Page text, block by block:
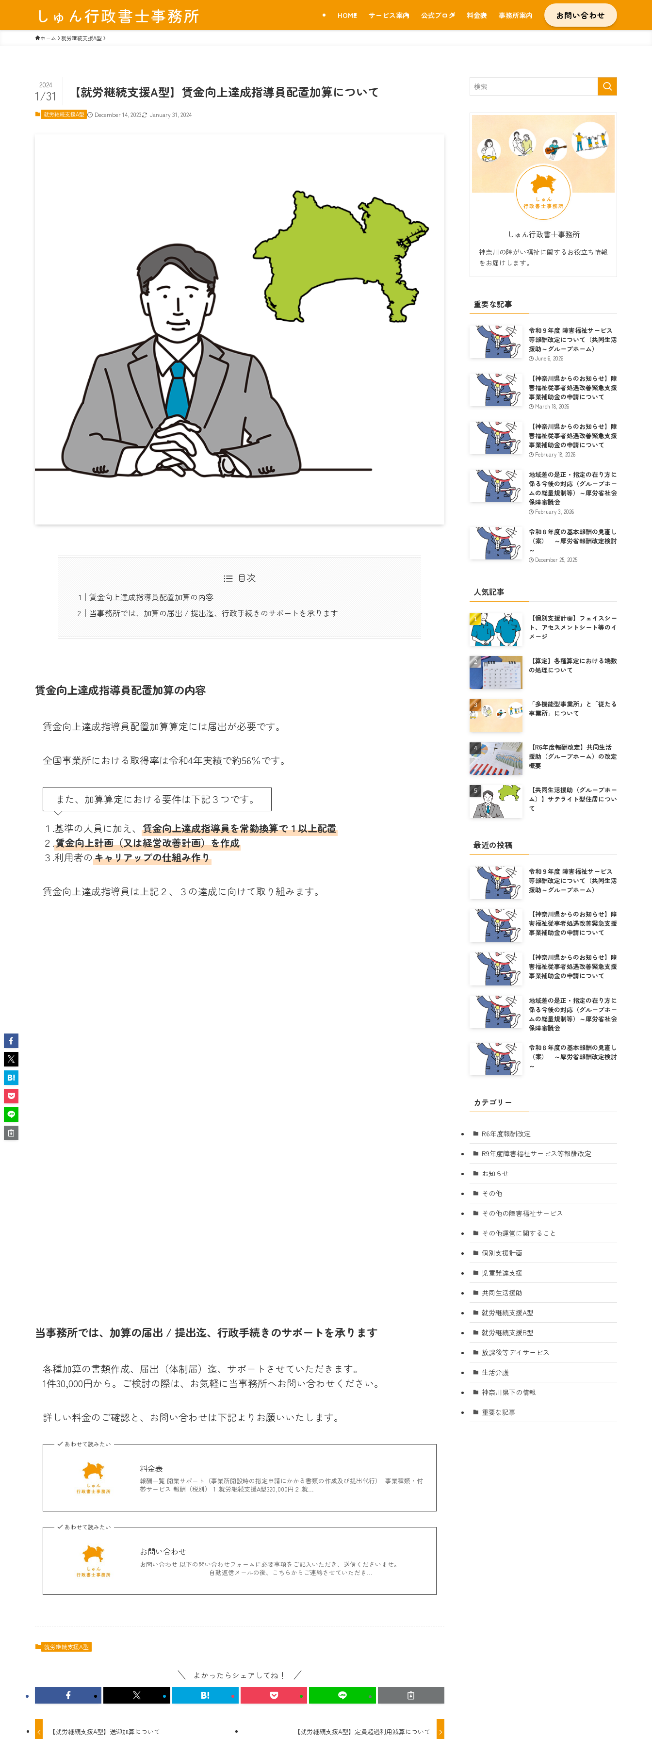
しゅん行政書士事務所 HOME サービス案内 公式ブログ 料金表 事務所案内 お問い合わせ
ホーム 就労継続支援A型
【就労継続支援A型】賃金向上達成指導員配置加算について
2024
1/31
就労継続支援A型 December 14, 2023 January 31, 2024
目次
賃金向上達成指導員配置加算の内容
当事務所では、加算の届出 / 提出迄、行政手続きのサポートを承ります
賃金向上達成指導員配置加算の内容
賃金向上達成指導員配置加算算定には届出が必要です。
全国事業所における取得率は令和4年実績で約56％です。
また、加算算定における要件は下記３つです。
１.基準の人員に加え、 賃金向上達成指導員を常勤換算で１以上配置
２.賃金向上計画（又は経営改善計画）を作成
３.利用者のキャリアップの仕組み作り
賃金向上達成指導員は上記２、３の達成に向けて取り組みます。
当事務所では、加算の届出 / 提出迄、行政手続きのサポートを承ります
各種加算の書類作成、届出（体制届）迄、サポートさせていただきます。
1件30,000円から。ご検討の際は、お気軽に当事務所へお問い合わせください。
詳しい料金のご確認と、お問い合わせは下記よりお願いいたします。
あわせて読みたい
料金表
報酬一覧 開業サポート（事業所開設時の指定申請にかかる書類の作成及び提出代行） 事業種類・付
帯サービス 報酬（税別）１.就労継続支援A型320,000円２.就…
あわせて読みたい
お問い合わせ
お問い合わせ 以下の問い合わせフォームに必要事項をご記入いただき、送信くださいませ。
自動返信メールの後、こちらからご連絡させていただき…
就労継続支援A型
よかったらシェアしてね！
【就労継続支援A型】送迎加算について 【就労継続支援A型】定員超過利用減算について
しゅん行政書士事務所
神奈川の障がい福祉に関するお役立ち情報
をお届けします。
重要な記事
令和９年度 障害福祉サービス
等報酬改定について（共同生活
援助～グループホーム）
June 6, 2026
【神奈川県からのお知らせ】障
害福祉従事者処遇改善緊急支援
事業補助金の申請について
March 18, 2026
【神奈川県からのお知らせ】障
害福祉従事者処遇改善緊急支援
事業補助金の申請について
February 18, 2026
地域差の是正・指定の在り方に
係る今後の対応（グループホー
ムの総量規制等）～厚労省社会
保障審議会
February 3, 2026
令和８年度の基本報酬の見直し
（案） ～厚労省報酬改定検討
～
December 25, 2025
人気記事
【個別支援計画】フェイスシー
ト、アセスメントシート等のイ
メージ
【算定】各種算定における端数
の処理について
「多機能型事業所」と「従たる
事業所」について
【R6年度報酬改定】共同生活
援助（グループホーム）の改定
概要
【共同生活援助（グループホー
ム）】サテライト型住居につい
て
最近の投稿
令和９年度 障害福祉サービス
等報酬改定について（共同生活
援助～グループホーム）
【神奈川県からのお知らせ】障
害福祉従事者処遇改善緊急支援
事業補助金の申請について
【神奈川県からのお知らせ】障
害福祉従事者処遇改善緊急支援
事業補助金の申請について
地域差の是正・指定の在り方に
係る今後の対応（グループホー
ムの総量規制等）～厚労省社会
保障審議会
令和８年度の基本報酬の見直し
（案） ～厚労省報酬改定検討
～
カテゴリー
R6年度報酬改定
R9年度障害福祉サービス等報酬改定
お知らせ
その他
その他の障害福祉サービス
その他運営に関すること
個別支援計画
児童発達支援
共同生活援助
就労継続支援A型
就労継続支援B型
放課後等デイサービス
生活介護
神奈川県下の情報
重要な記事